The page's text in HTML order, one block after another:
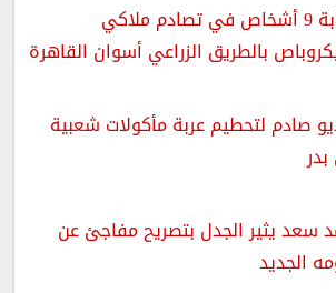
اصابة 9 أشخاص في تصادم ملاكي
بالطريق الزراعي أسوان القاهرة
صادم لتحطيم عربة مأكولات شعبية
سعد يثير الجدل بتصريح مفاجئ عن
الجديد